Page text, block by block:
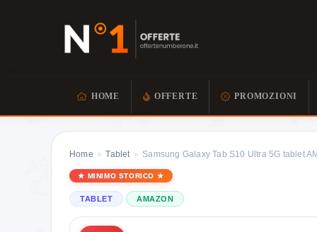
HOME OFFERTE PROMOZIONI
Home » Tablet » Samsung Galaxy Tab S10 Ultra 5G tablet
MINIMO STORICO
TABLET AMAZON